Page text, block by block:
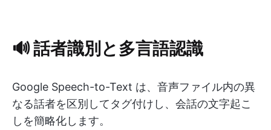
🔊 話者識別と多言語認識
Google Speech-to-Text は、音声ファイル内の異
なる話者を区別してタグ付けし、会話の文字起こ
しを簡略化します。